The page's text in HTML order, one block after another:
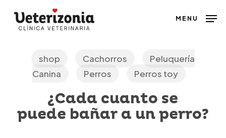
MENU
shop Cachorros
Peluquería
Canina
Perros Perros toy
¿Cada cuanto se
puede bañar a un perro?